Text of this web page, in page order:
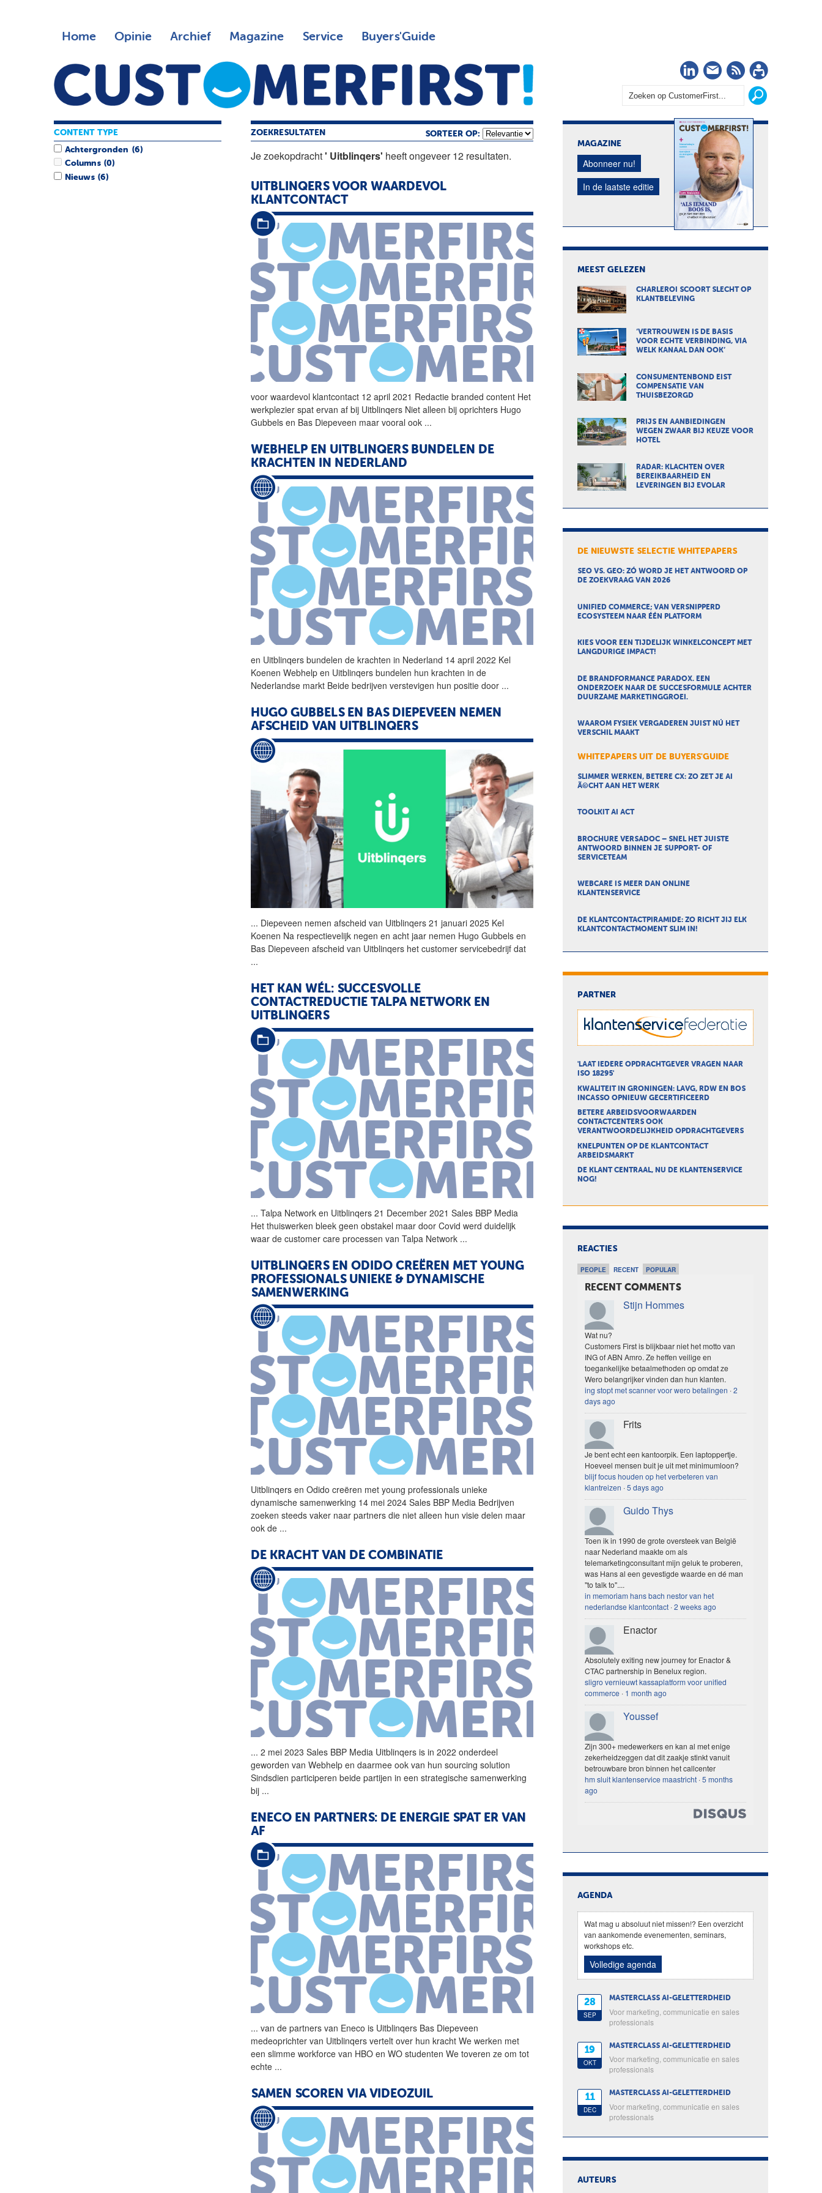
Home Opinie Archief Magazine Service Buyers'Guide
LinkedIn
Nieuwsbrief
RSS
ZOEKRESULTATEN SORTEER OP:
Je zoekopdracht' Uitblinqers' heeft ongeveer 12 resultaten.
UITBLINQERSVOOR WAARDEVOL
KLANTCONTACT
voor waardevol klantcontact 12 april 2021 Redactie branded content Het
werkplezier spat ervan af bij Uitblinqers Niet alleen bij oprichters Hugo
Gubbels en Bas Diepeveen maar vooral ook ...
WEBHELP EN UITBLINQERSBUNDELEN DE
KRACHTEN IN NEDERLAND
en Uitblinqers bundelen de krachten in Nederland 14 april 2022 Kel
Koenen Webhelp en Uitblinqers bundelen hun krachten in de
Nederlandse markt Beide bedrijven verstevigen hun positie door ...
HUGO GUBBELS EN BAS DIEPEVEEN NEMEN
AFSCHEID VAN UITBLINQERS
... Diepeveen nemen afscheid van Uitblinqers 21 januari 2025 Kel
Koenen Na respectievelijk negen en acht jaar nemen Hugo Gubbels en
Bas Diepeveen afscheid van Uitblinqers het customer servicebedrijf dat
...
HET KAN WÉL: SUCCESVOLLE
CONTACTREDUCTIE TALPA NETWORK EN
UITBLINQERS
... Talpa Network en Uitblinqers 21 December 2021 Sales BBP Media
Het thuiswerken bleek geen obstakel maar door Covid werd duidelijk
waar de customer care processen van Talpa Network ...
UITBLINQERSEN ODIDO CREËREN MET YOUNG
PROFESSIONALS UNIEKE & DYNAMISCHE
SAMENWERKING
Uitblinqers en Odido creëren met young professionals unieke
dynamische samenwerking 14 mei 2024 Sales BBP Media Bedrijven
zoeken steeds vaker naar partners die niet alleen hun visie delen maar
ook de ...
DE KRACHT VAN DE COMBINATIE
... 2 mei 2023 Sales BBP Media Uitblinqers is in 2022 onderdeel
geworden van Webhelp en daarmee ook van hun sourcing solution
Sindsdien participeren beide partijen in een strategische samenwerking
bij ...
ENECO EN PARTNERS: DE ENERGIE SPAT ER VAN
AF
... van de partners van Eneco is Uitblinqers Bas Diepeveen
medeoprichter van Uitblinqers vertelt over hun kracht We werken met
een slimme workforce van HBO en WO studenten We toveren ze om tot
echte ...
SAMEN SCOREN VIA VIDEOZUIL
CONTENT TYPE
Achtergronden (6)
Columns (0)
Nieuws (6)
MAGAZINE
Abonneer nu!
In de laatste editie
MEEST GELEZEN
CHARLEROI SCOORT SLECHT OP
KLANTBELEVING
‘VERTROUWEN IS DE BASIS
VOOR ECHTE VERBINDING, VIA
WELK KANAAL DAN OOK’
CONSUMENTENBOND EIST
COMPENSATIE VAN
THUISBEZORGD
PRIJS EN AANBIEDINGEN
WEGEN ZWAAR BIJ KEUZE VOOR
HOTEL
RADAR: KLACHTEN OVER
BEREIKBAARHEID EN
LEVERINGEN BIJ EVOLAR
DE NIEUWSTE SELECTIE WHITEPAPERS
SEO VS. GEO: ZÓ WORD JE HET ANTWOORD OP
DE ZOEKVRAAG VAN 2026
UNIFIED COMMERCE; VAN VERSNIPPERD
ECOSYSTEEM NAAR ÉÉN PLATFORM
KIES VOOR EEN TIJDELIJK WINKELCONCEPT MET
LANGDURIGE IMPACT!
DE BRANDFORMANCE PARADOX. EEN
ONDERZOEK NAAR DE SUCCESFORMULE ACHTER
DUURZAME MARKETINGGROEI.
WAAROM FYSIEK VERGADEREN JUIST NÚ HET
VERSCHIL MAAKT
WHITEPAPERS UIT DE BUYERS'GUIDE
SLIMMER WERKEN, BETERE CX: ZO ZET JE AI
Ã©CHT AAN HET WERK
TOOLKIT AI ACT
BROCHURE VERSADOC – SNEL HET JUISTE
ANTWOORD BINNEN JE SUPPORT- OF
SERVICETEAM
WEBCARE IS MEER DAN ONLINE
KLANTENSERVICE
DE KLANTCONTACTPIRAMIDE: ZO RICHT JIJ ELK
KLANTCONTACTMOMENT SLIM IN!
PARTNER
'LAAT IEDERE OPDRACHTGEVER VRAGEN NAAR
ISO 18295'
KWALITEIT IN GRONINGEN: LAVG, RDW EN BOS
INCASSO OPNIEUW GECERTIFICEERD
BETERE ARBEIDSVOORWAARDEN
CONTACTCENTERS OOK
VERANTWOORDELIJKHEID OPDRACHTGEVERS
KNELPUNTEN OP DE KLANTCONTACT
ARBEIDSMARKT
DE KLANT CENTRAAL, NU DE KLANTENSERVICE
NOG!
REACTIES
PEOPLE RECENT POPULAR
RECENT COMMENTS
Stijn Hommes
Wat nu?
Customers First is blijkbaar niet het motto van
ING of ABN Amro. Ze heffen veilige en
toegankelijke betaalmethoden op omdat ze
Wero belangrijker vinden dan hun klanten.
ing stopt met scanner voor wero betalingen ·2
days ago
Frits
Je bent echt een kantoorpik. Een laptoppertje.
Hoeveel mensen buit je uit met minimumloon?
blijf focus houden op het verbeteren van
klantreizen ·5 days ago
Guido Thys
Toen ik in 1990 de grote oversteek van België
naar Nederland maakte om als
telemarketingconsultant mijn geluk te proberen,
was Hans al een gevestigde waarde en dé man
"to talk to"....
in memoriam hans bach nestor van het
nederlandse klantcontact ·2 weeks ago
Enactor
Absolutely exiting new journey for Enactor &
CTAC partnership in Benelux region.
sligro vernieuwt kassaplatform voor unified
commerce · 1 month ago
Youssef
Zijn 300+ medewerkers en kan al met enige
zekerheidzeggen dat dit zaakje stinkt vanuit
betrouwbare bron binnen het callcenter
hm sluit klantenservice maastricht ·5 months
ago
AGENDA
Wat mag u absoluut niet missen!? Een overzicht
van aankomende evenementen, seminars,
workshops etc.
Volledige agenda
28
SEP
MASTERCLASS AI-GELETTERDHEID
Voor marketing, communicatie en sales
professionals
19
OKT
MASTERCLASS AI-GELETTERDHEID
Voor marketing, communicatie en sales
professionals
11
DEC
MASTERCLASS AI-GELETTERDHEID
Voor marketing, communicatie en sales
professionals
AUTEURS